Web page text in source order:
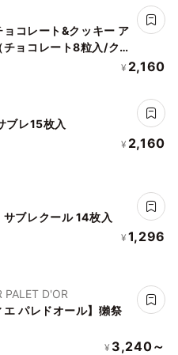
ョコレート&クッキー ア
チョコレート8粒入/クッ
元2026
¥ 2,160
ブレ15枚入
¥ 2,160
サブレクール 14枚入
¥ 1,296
PALET D'OR
エ パレドオール】獺祭
¥ 3,240～